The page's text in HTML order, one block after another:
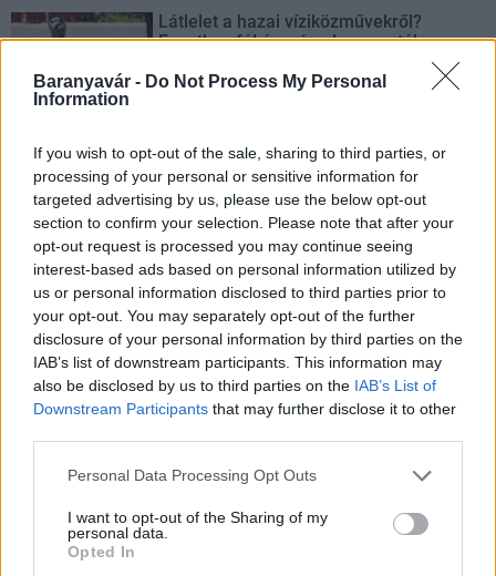
Baranyavár - Do Not Process My Personal
Information
If you wish to opt-out of the sale, sharing to third parties, or
processing of your personal or sensitive information for
targeted advertising by us, please use the below opt-out
section to confirm your selection. Please note that after your
opt-out request is processed you may continue seeing
interest-based ads based on personal information utilized by
us or personal information disclosed to third parties prior to
your opt-out. You may separately opt-out of the further
disclosure of your personal information by third parties on the
IAB’s list of downstream participants. This information may
also be disclosed by us to third parties on the IAB’s List of
Downstream Participants that may further disclose it to other
Please note that this website/app uses one or more Google
not limited to your visit or usage behaviour. You may click to
grant or deny consent to Google and its third-party tags to
use your data for below specified purposes in below Google
Personal Data Processing Opt Outs
I want to opt-out of the Sharing of my
personal data.
Opted In
Látlelet a hazai víziközművekről?
Egyetlen, fél évszázados vezetéken
AJÁNLJUK MÉG
Helyi hírek
Amire többmillióan vártunk: szombattól másodfokúra
csökken a riasztás